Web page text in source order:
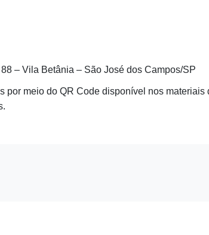
– Vila Betânia – São José dos Campos/SP
por meio do QR Code disponível nos materiais